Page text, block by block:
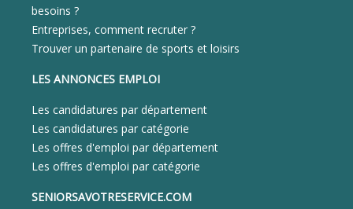
besoins ?
Entreprises, comment recruter ?
Trouver un partenaire de sports et loisirs
LES ANNONCES EMPLOI
Les candidatures par département
Les candidatures par catégorie
Les offres d'emploi par département
Les offres d'emploi par catégorie
SENIORSAVOTRESERVICE.COM